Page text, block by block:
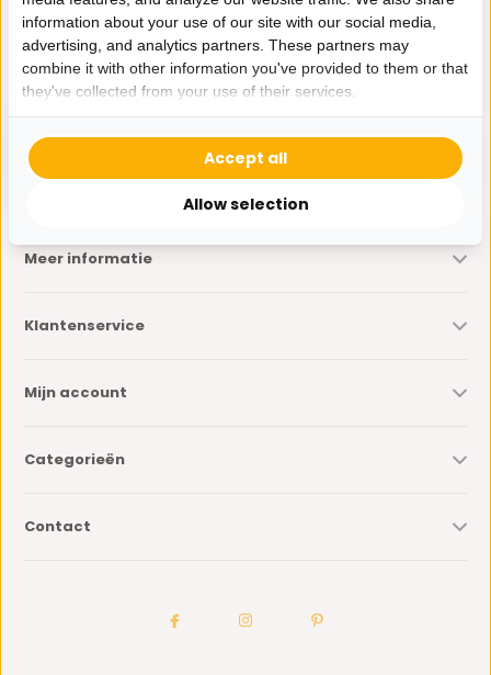
Ontvang de nieuwste aanbiedingen en promoties. We zullen
je niet spammen, beloofd.
* Lees hier de wettelijke beperkingen
Meer informatie
Klantenservice
Mijn account
Categorieën
Contact
information about your use of our site with our social media,
advertising, and analytics partners. These partners may
combine it with other information you've provided to them or that
they've collected from your use of their services.
Allow selection
Accept all